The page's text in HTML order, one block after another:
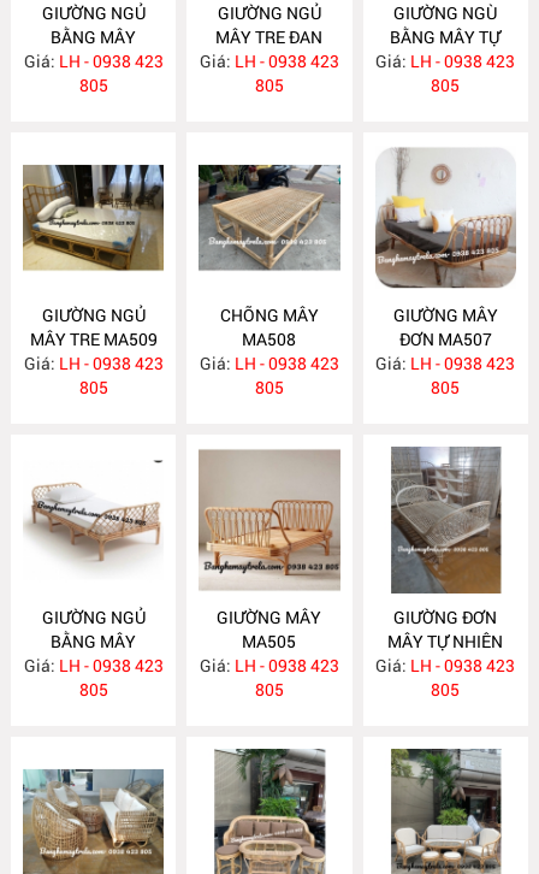
GIƯỜNG NGỦ
BẰNG MÂY
MA512
Giá: LH - 0938 423
805
GIƯỜNG NGỦ
MÂY TRE ĐAN
MA511
Giá: LH - 0938 423
805
GIƯỜNG NGÙ
BẰNG MÂY TỰ
NHIÊN MA510
Giá: LH - 0938 423
805
GIƯỜNG NGỦ
MÂY TRE MA509
Giá: LH - 0938 423
805
CHÕNG MÂY
MA508
Giá: LH - 0938 423
805
GIƯỜNG MÂY
ĐƠN MA507
Giá: LH - 0938 423
805
GIƯỜNG NGỦ
BẰNG MÂY
MA506
Giá: LH - 0938 423
805
GIƯỜNG MÂY
MA505
Giá: LH - 0938 423
805
GIƯỜNG ĐƠN
MÂY TỰ NHIÊN
MA504
Giá: LH - 0938 423
805